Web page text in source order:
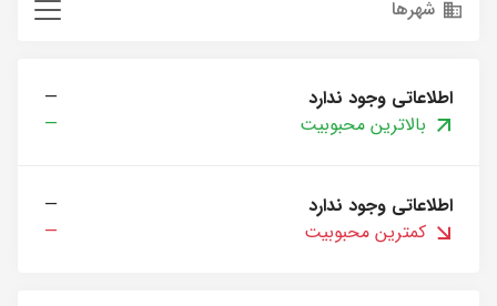
شهرها
اطلاعاتی وجود ندارد
—
بالاترین محبوبیت
—
اطلاعاتی وجود ندارد
—
کمترین محبوبیت
—